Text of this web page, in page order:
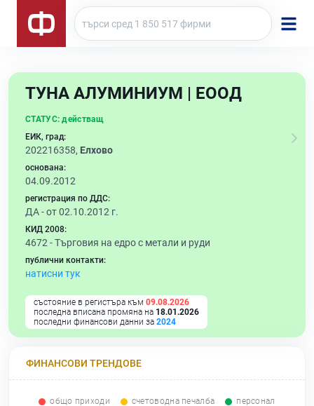
ТУНА АЛУМИНИУМ | ЕООД
СТАТУС: действащ
ЕИК, град:
202216358, Елхово
основана:
04.09.2012
регистрация по ДДС:
ДА - от 02.10.2012 г.
КИД 2008:
4672 -Търговия на едро с метали и руди
публични контакти:
натисни тук
състояние в регистъра към 09.08.2026
последна вписана промяна на 18.01.2026
последни финансови данни за 2024
ФИНАНСОВИ ТРЕНДОВЕ
общо приходи счетоводна печалба персонал